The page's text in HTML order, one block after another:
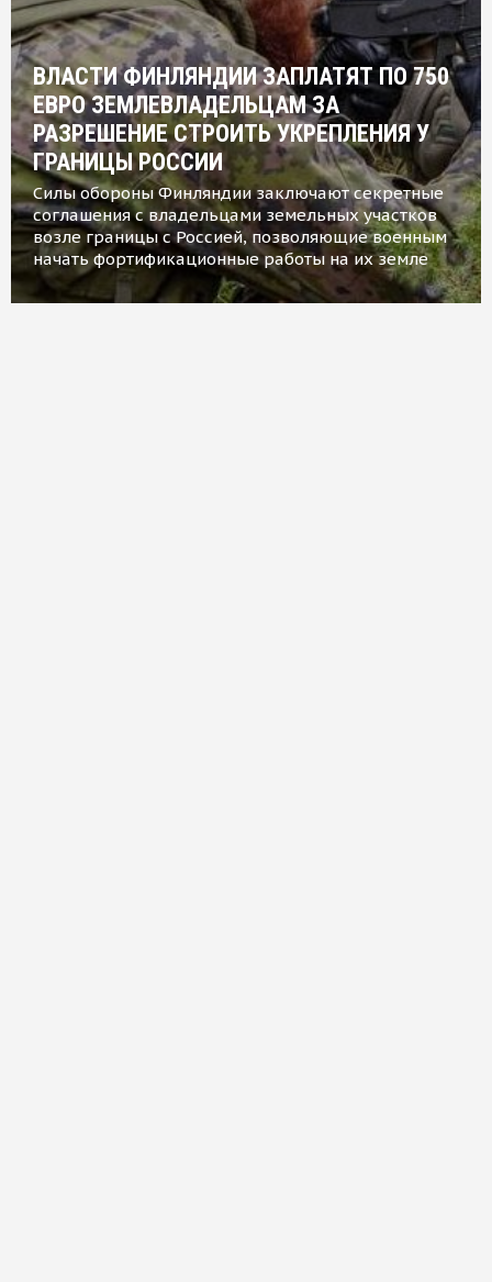
ВЛАСТИ ФИНЛЯНДИИ ЗАПЛАТЯТ ПО 750
ЕВРО ЗЕМЛЕВЛАДЕЛЬЦАМ ЗА
РАЗРЕШЕНИЕ СТРОИТЬ УКРЕПЛЕНИЯ У
ГРАНИЦЫ РОССИИ
Силы обороны Финляндии заключают секретные
соглашения с владельцами земельных участков
возле границы с Россией, позволяющие военным
начать фортификационные работы на их земле